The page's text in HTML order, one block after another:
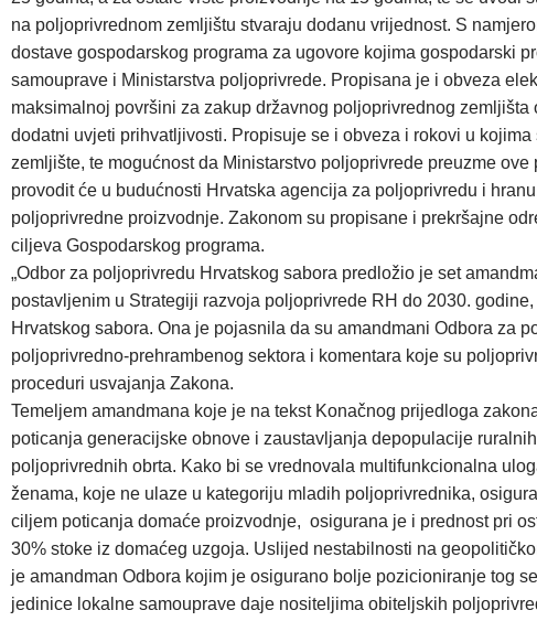
na poljoprivrednom zemljištu stvaraju dodanu vrijednost. S
dostave gospodarskog programa za ugovore kojima gospodarski
samouprave i Ministarstva poljoprivrede. Propisana je i obveza
maksimalnoj površini za zakup državnog poljoprivrednog
dodatni uvjeti prihvatljivosti. Propisuje se i obveza i rokovi u
zemljište, te mogućnost da Ministarstvo poljoprivrede preuzme
provodit će u budućnosti Hrvatska agencija za poljoprivredu i
poljoprivredne proizvodnje. Zakonom su propisane i prekršajne
ciljeva Gospodarskog programa.
„Odbor za poljoprivredu Hrvatskog sabora predložio je set
postavljenim u Strategiji razvoja poljoprivrede RH do 2030.
Hrvatskog sabora. Ona je pojasnila da su amandmani Odbora za
poljoprivredno-prehrambenog sektora i komentara koje su
proceduri usvajanja Zakona.
Temeljem amandmana koje je na tekst Konačnog prijedloga
poticanja generacijske obnove i zaustavljanja depopulacije
poljoprivrednih obrta. Kako bi se vrednovala multifunkcionalna
ženama, koje ne ulaze u kategoriju mladih poljoprivrednika,
ciljem poticanja domaće proizvodnje, osigurana je i prednost pri
30% stoke iz domaćeg uzgoja. Uslijed nestabilnosti na
je amandman Odbora kojim je osigurano bolje pozicioniranje tog
jedinice lokalne samouprave daje nositeljima obiteljskih